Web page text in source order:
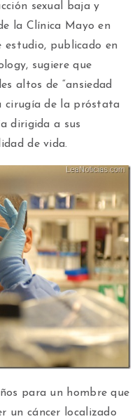
sexual baja y
la Clínica Mayo en
estudio, publicado en
sugiere que
altos de “ansiedad
cirugía de la próstata
dirigida a sus
de vida.
para un hombre que
un cáncer localizado